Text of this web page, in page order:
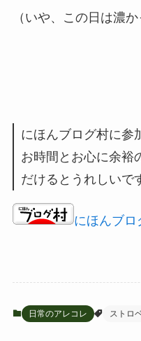
（いや、この日は濃
にほんブログ村に
お時間とお心に余裕
だけるとうれしいで
にほんブロ
日常のアレコレ ストロ